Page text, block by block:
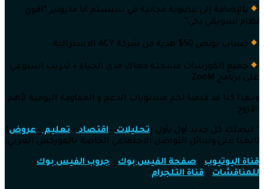
بالإضافة إلى عضوية مجانية في سيستم انا مليونير “اقوى
نظام تسويقي ذكي”
حساب بونص 50$ هدية من شركة ACY الاسترالية
جميع الكورسات مسجلة معاك مدى الحياة + تدريب اسبوعي
على برنامج ZooM
وبهذا كنا قد قدمنا لكم مستويات الدعم و المقاومة اليومية لأهم
الأزوج
* ليصلك كل جديد أول بأول (تحليلات– اقتصاد– تعليم– عروض)
تابعنا على وسائل التواصل الاجتماعي الخاصة بالفوركس العربي:
قناة اليوتيوب – صفحة الفيس بوك – جروب الفيس بوك
للمناقشات – قناة التلجرام